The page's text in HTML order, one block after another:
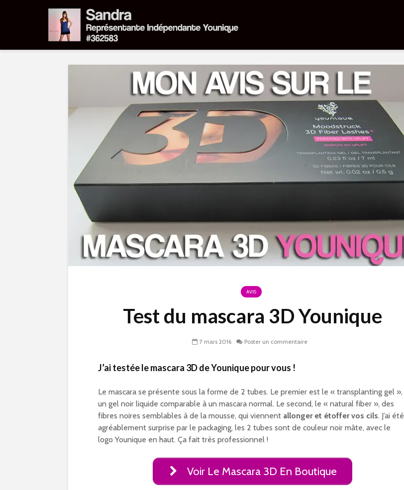
AVIS
Test du mascara 3D Younique
7 mars 2016 Poster un commentaire
J’ai testée le mascara 3D de Younique pour vous !
Le mascara se présente sous la forme de 2 tubes. Le premier est le « transplanting gel »,
un gel noir liquide comparable à un mascara normal. Le second, le « natural fiber », des
fibres noires semblables à de la mousse, qui viennent allonger et étoffer vos cils. J’ai été
agréablement surprise par le packaging, les 2 tubes sont de couleur noir mâte, avec le
logo Younique en haut. Ça fait très professionnel !
Voir Le Mascara 3D En Boutique